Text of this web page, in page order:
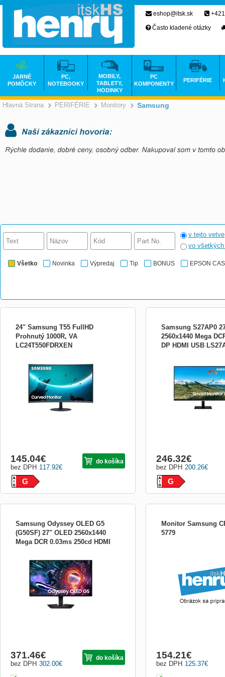
Hlavná Strana >
PERIFÉRIE >
Monitory >
Samsung
v tejto vetve
vo
Všetko Novinka Výpredaj Tip BONUS EPSON
24" Samsung T55 FullHD
Prohnutý 1000R, VA
LC24T550FDRXEN
Úhlopříčka [palce]: 24 Rozlišení: 1,920 x
1,080 Obnovovací frekvence: Max 75 Hz
Poměr stran: 16:09 Jas [cd/m2]: 250
Kontrast: 3,000:1 (Typ.) Odezva [ms]: 4
(GTG) Pozorovací úhly (H...
117.92€
bez DPH
145.04€ do košíka
G
Samsung S27AP0
2560x1440 Mega
DP HDMI USB
(WQHD); Doba
úprava displeja:Matný;
obrazovky:16:9;
DisplayPort
200.26€
bez DPH
246.32€
G
Samsung Odyssey OLED G5
(G50SF) 27" OLED 2560x1440
Mega DCR 0.03ms 250cd HDMI
HDR10 QHD (2560 x 1440) Odezva:
0,03ms(GTG) 1 miliarda barev Frekvence:
DP 180Hz/ HDMI 144Hz Energy saving
solution Eye saver mode Flicker free
Quantum Dot Color Image size FreeSync,
G-Sync co
302.00€
bez DPH
371.46€ do košíka
Monitor Samsung
5779
125.37€
bez DPH
154.21€
eshop@itsk.sk
Často kladené otázky
JARNÉ
POMÔCKY
PC,
NOTEBOOKY
MOBILY,
TABLETY,
HODINKY
PC
KOMPONENTY
PERIFÉRIE